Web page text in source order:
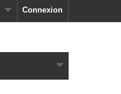
Connexion